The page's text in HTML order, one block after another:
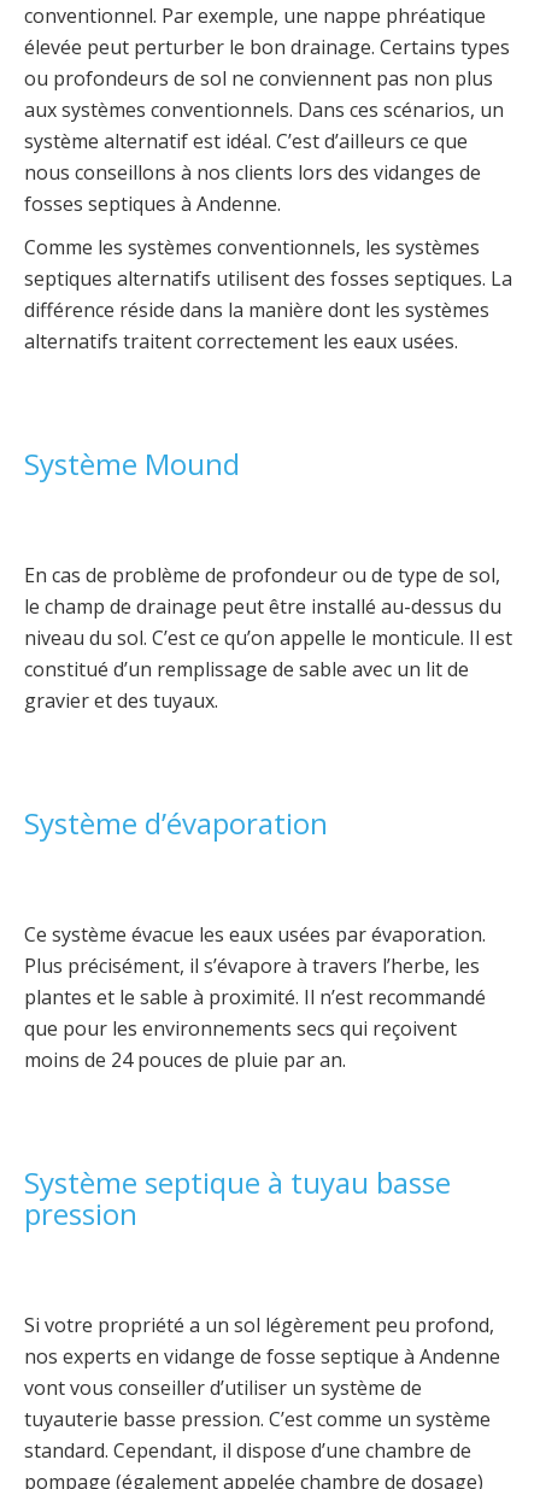
conventionnel. Par exemple, une nappe phréatique
élevée peut perturber le bon drainage. Certains types
ou profondeurs de sol ne conviennent pas non plus
aux systèmes conventionnels. Dans ces scénarios, un
système alternatif est idéal. C’est d’ailleurs ce que
nous conseillons à nos clients lors des vidanges de
fosses septiques à Andenne.
Comme les systèmes conventionnels, les systèmes
septiques alternatifs utilisent des fosses septiques. La
différence réside dans la manière dont les systèmes
alternatifs traitent correctement les eaux usées.
Système Mound
En cas de problème de profondeur ou de type de sol,
le champ de drainage peut être installé au-dessus du
niveau du sol. C’est ce qu’on appelle le monticule. Il est
constitué d’un remplissage de sable avec un lit de
gravier et des tuyaux.
Système d’évaporation
Ce système évacue les eaux usées par évaporation.
Plus précisément, il s’évapore à travers l’herbe, les
plantes et le sable à proximité. Il n’est recommandé
que pour les environnements secs qui reçoivent
moins de 24 pouces de pluie par an.
Système septique à tuyau basse
pression
Si votre propriété a un sol légèrement peu profond,
nos experts en vidange de fosse septique à Andenne
vont vous conseiller d’utiliser un système de
tuyauterie basse pression. C’est comme un système
standard. Cependant, il dispose d’une chambre de
pompage (également appelée chambre de dosage)